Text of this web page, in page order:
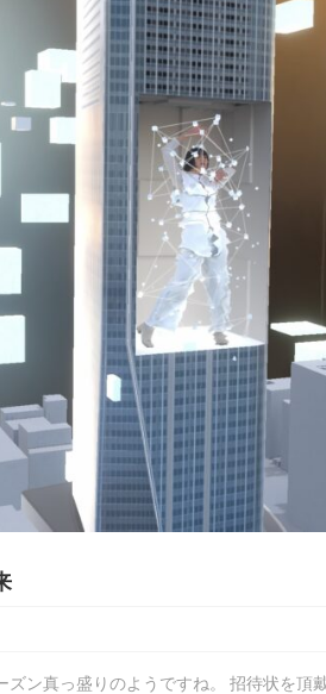
ン真っ盛りのようですね。 招待状を頂